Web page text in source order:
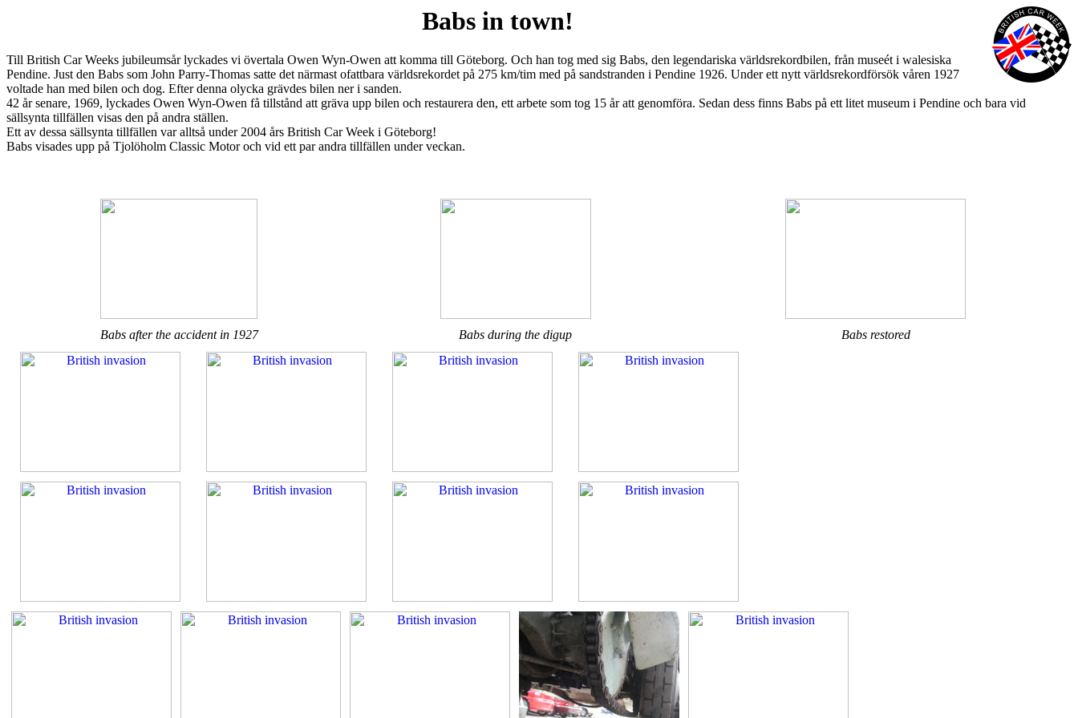
Babs in town!
Till British Car Weeks jubileumsår lyckades vi övertala Owen Wyn-Owen att komma till Göteborg. Och han tog med sig Babs, den legendariska världsrekordbilen, från museét i walesiska
Pendine. Just den Babs som John Parry-Thomas satte det närmast ofattbara världsrekordet på 275 km/tim med på sandstranden i Pendine 1926. Under ett nytt världsrekordförsök våren 1927
voltade han med bilen och dog. Efter denna olycka grävdes bilen ner i sanden.
42 år senare, 1969, lyckades Owen Wyn-Owen få tillstånd att gräva upp bilen och restaurera den, ett arbete som tog 15 år att genomföra. Sedan dess finns Babs på ett litet museum i Pendine och bara vid
sällsynta tillfällen visas den på andra ställen.
Ett av dessa sällsynta tillfällen var alltså under 2004 års British Car Week i Göteborg!
Babs visades upp på Tjolöholm Classic Motor och vid ett par andra tillfällen under veckan.
Babs after the accident in 1927 Babs during the digup Babs restored